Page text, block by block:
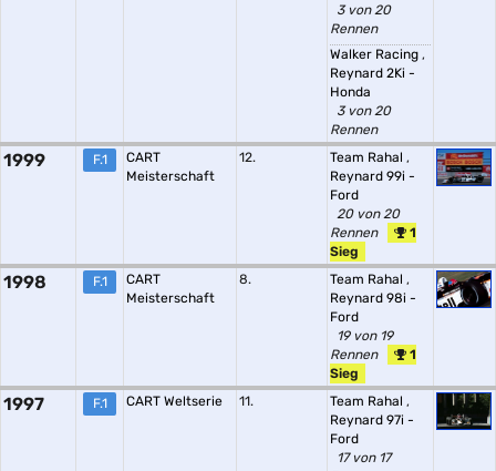
3 von 20
Rennen
Walker Racing ,
Reynard 2Ki -
Honda
3 von 20
Rennen
1999 F.1
CART
Meisterschaft
12. Team Rahal ,
Reynard 99i -
Ford
20 von 20
Rennen
1
Sieg
1998 F.1
CART
Meisterschaft
8. Team Rahal ,
Reynard 98i -
Ford
19 von 19
Rennen
1
Sieg
1997 F.1 CART Weltserie 11. Team Rahal ,
Reynard 97i -
Ford
17 von 17